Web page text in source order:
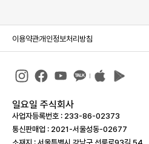
이용약관개인정보처리방침
일요일 주식회사
사업자등록번호 : 233-86-023­73
통신판매업 : 2021-서울성동-02677